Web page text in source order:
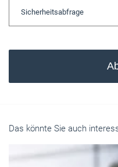
Das könnte Sie auch